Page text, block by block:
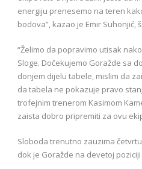
energiju prenesemo na teren
bodova”, kazao je Emir Suhonjić,
“Želimo da popravimo utisak
Sloge. Dočekujemo Goražde sa
donjem dijelu tabele, mislim da
da tabela ne pokazuje pravo
trofejnim trenerom Kasimom
zaista dobro pripremiti za ovu
Sloboda trenutno zauzima
dok je Goražde na devetoj